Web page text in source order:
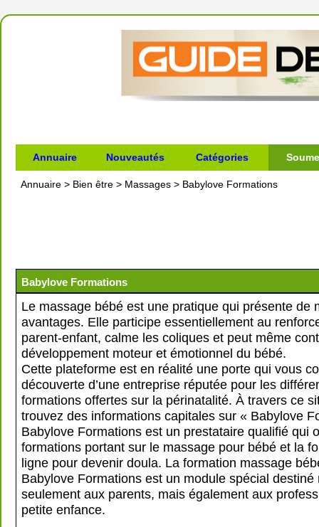
Annuaire Nouveautés Catégories
Annuaire > Bien être > Massages > Babylove Formations
Babylove Formations
Le massage bébé est une pratique qui présente de
avantages. Elle participe essentiellement au
parent-enfant, calme les coliques et peut même
développement moteur et émotionnel du bébé.
Cette plateforme est en réalité une porte qui vous
découverte d’une entreprise réputée pour les
formations offertes sur la périnatalité. À travers ce
trouvez des informations capitales sur « Babylove
Babylove Formations est un prestataire qualifié qui
formations portant sur le massage pour bébé et la
ligne pour devenir doula. La formation massage
Babylove Formations est un module spécial destiné
seulement aux parents, mais également aux
petite enfance.